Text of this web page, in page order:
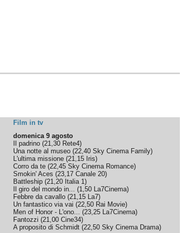
Film in tv
domenica 9 agosto
Il padrino (21,30 Rete4)
Una notte al museo (22,40 Sky Cinema Family)
L'ultima missione (21,15 Iris)
Corro da te (22,45 Sky Cinema Romance)
Smokin' Aces (23,17 Canale 20)
Battleship (21,20 Italia 1)
Il giro del mondo in... (1,50 La7Cinema)
Febbre da cavallo (21,15 La7)
Un fantastico via vai (22,50 Rai Movie)
Men of Honor - L'ono... (23,25 La7Cinema)
Fantozzi (21,00 Cine34)
A proposito di Schmidt (22,50 Sky Cinema Drama)